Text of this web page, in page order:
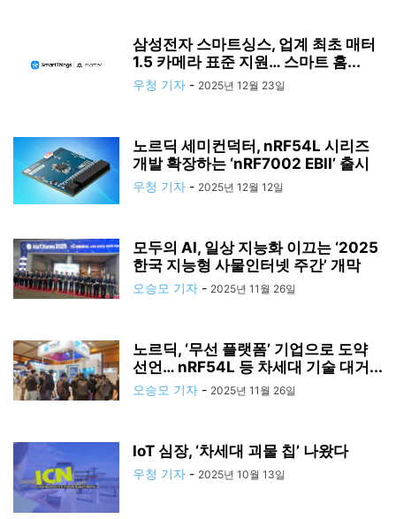
삼성전자 스마트싱스, 업계 최초 매터
1.5 카메라 표준 지원… 스마트 홈...
우청 기자 - 2025년 12월 23일
노르딕 세미컨덕터, nRF54L 시리즈
개발 확장하는 ‘nRF7002 EBII’ 출시
우청 기자 - 2025년 12월 12일
모두의 AI, 일상 지능화 이끄는 ‘2025
한국 지능형 사물인터넷 주간’ 개막
오승모 기자 - 2025년 11월 26일
노르딕, ‘무선 플랫폼’ 기업으로 도약
선언… nRF54L 등 차세대 기술 대거...
오승모 기자 - 2025년 11월 26일
IoT 심장, ‘차세대 괴물 칩’ 나왔다
우청 기자 - 2025년 10월 13일